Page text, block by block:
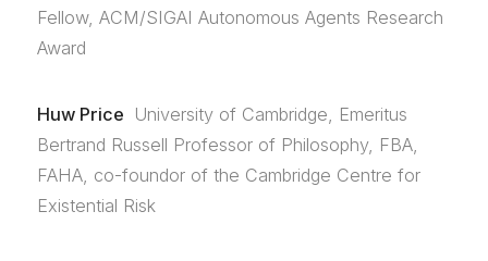
Fellow, ACM/SIGAI Autonomous Agents Research
Award
Huw Price University of Cambridge, Emeritus
Bertrand Russell Professor of Philosophy, FBA,
FAHA, co-foundor of the Cambridge Centre for
Existential Risk